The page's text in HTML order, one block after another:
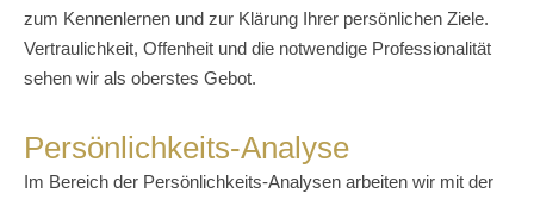
zum Kennenlernen und zur Klärung Ihrer persönlichen Ziele.
Vertraulichkeit, Offenheit und die notwendige Professionalität
sehen wir als oberstes Gebot.
Persönlichkeits-Analyse
Im Bereich der Persönlichkeits-Analysen arbeiten wir mit der